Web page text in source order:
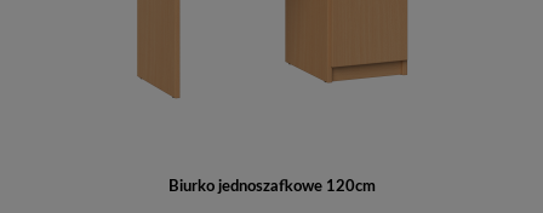
Biurko jednoszafkowe 120cm